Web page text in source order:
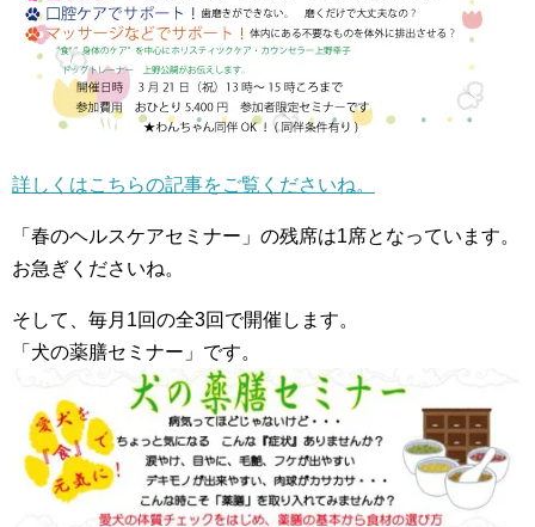
詳しくはこちらの記事をご覧くださいね。
「春のヘルスケアセミナー」の残席は1席となっています。
お急ぎくださいね。
そして、毎月1回の全3回で開催します。
「犬の薬膳セミナー」です。